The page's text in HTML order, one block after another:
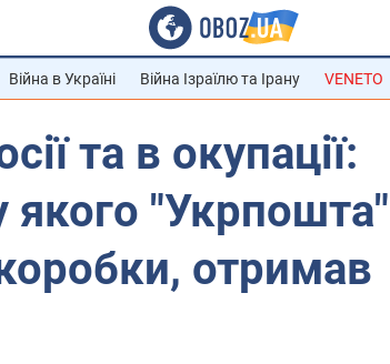
Війна в Україні Війна Ізраїлю та Ірану VENETO
та в окупації:
якого "Укрпошта"
отримав